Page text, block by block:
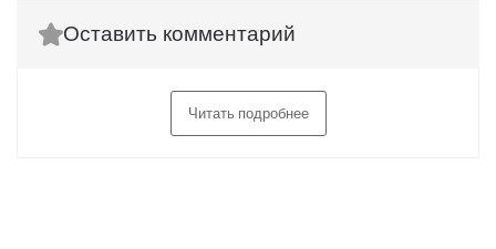
Оставить комментарий
Читать подробнее